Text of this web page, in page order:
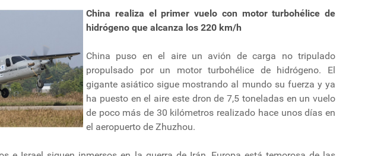
China realiza el primer vuelo con motor turbohélice de
hidrógeno que alcanza los 220 km/h
China puso en el aire un avión de carga no tripulado
propulsado por un motor turbohélice de hidrógeno. El
gigante asiático sigue mostrando al mundo su fuerza y ya
ha puesto en el aire este dron de 7,5 toneladas en un vuelo
de poco más de 30 kilómetros realizado hace unos días en
el aeropuerto de Zhuzhou.